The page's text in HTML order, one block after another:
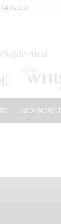
ABONNEMENT